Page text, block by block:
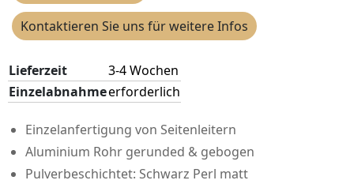
Kontaktieren Sie uns für weitere Infos
Lieferzeit
3-4 Wochen
Einzelabnahmeerforderlich
Einzelanfertigung von Seitenleitern
Aluminium Rohr gerunded & gebogen
Pulverbeschichtet: Schwarz Perl matt